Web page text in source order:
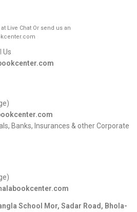
Live Chat Or send us an
Us
Banks, Insurances & other Corporate
School Mor, Sadar Road, Bhola-